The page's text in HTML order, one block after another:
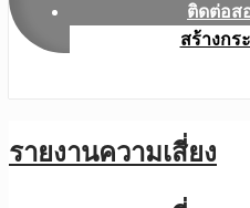
ติดต่อส
สร้างกร
รายงานความเสี่ยง